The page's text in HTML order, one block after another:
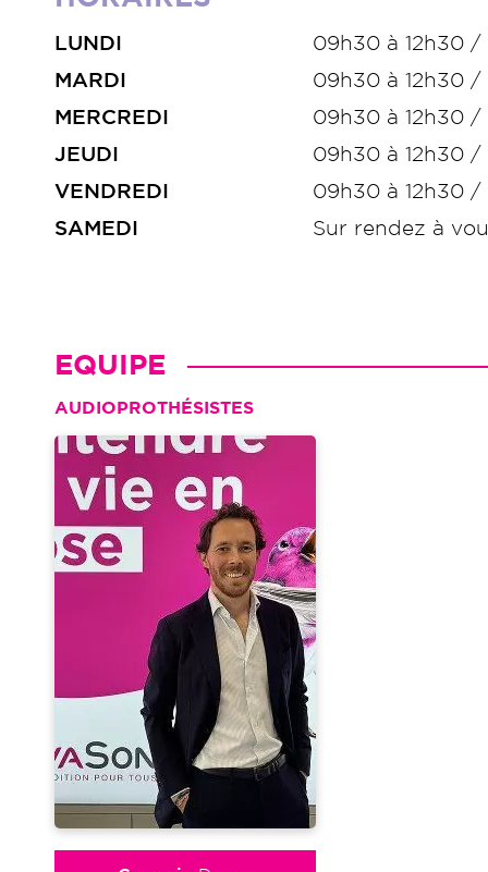
LUNDI
09h30 à 12h30 /
MARDI
09h30 à 12h30 /
MERCREDI
09h30 à 12h30 /
JEUDI
09h30 à 12h30 /
VENDREDI
09h30 à 12h30 /
SAMEDI
Sur rendez à
EQUIPE
AUDIOPROTHÉSISTES